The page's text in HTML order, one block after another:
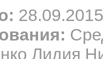
28.09.2015
Лидия